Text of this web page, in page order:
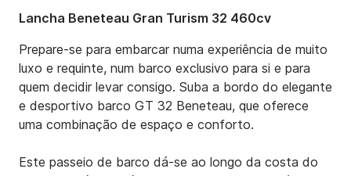
Lancha Beneteau Gran Turism 32 460cv
Prepare-se para embarcar numa experiência de muito
luxo e requinte, num barco exclusivo para si e para
quem decidir levar consigo. Suba a bordo do elegante
e desportivo barco GT 32 Beneteau, que oferece
uma combinação de espaço e conforto.
Este passeio de barco dá-se ao longo da costa do